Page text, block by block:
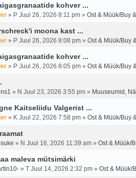
kohver ...
» P Juul 26, 2026 8:11 pm » Ost & Müük/Buy
moona kast ...
» P Juul 26, 2026 8:08 pm » Ost & Müük/Buy
kohver ...
» P Juul 26, 2026 8:05 pm » Ost & Müük/Buy
» N Juul 23, 2026 3:55 pm » Muuseumid,
Kaitseliidu Valgerist ...
» K Juul 22, 2026 7:58 pm » Ost & Müük/Buy
» N Juul 16, 2026 11:39 am » Ost & Müük/
maleva mütsimärki
» T Juul 14, 2026 2:32 pm » Ost & Müük/